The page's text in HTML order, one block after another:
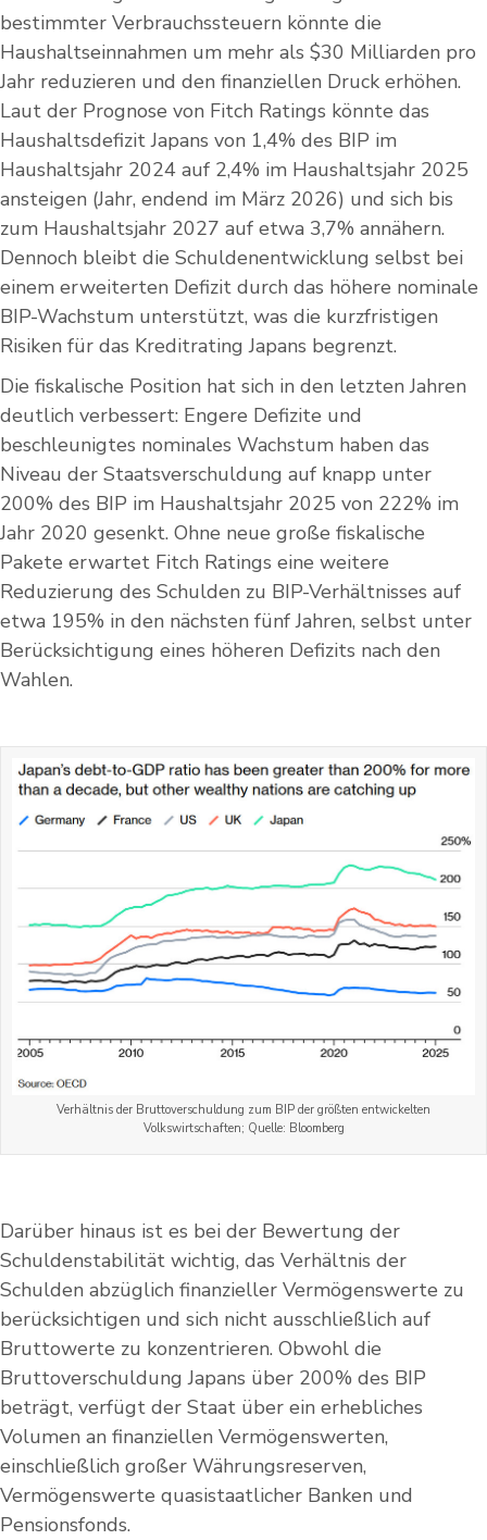
bestimmter Verbrauchssteuern könnte die
Haushaltseinnahmen um mehr als $30 Milliarden pro
Jahr reduzieren und den finanziellen Druck erhöhen.
Laut der Prognose von Fitch Ratings könnte das
Haushaltsdefizit Japans von 1,4% des BIP im
Haushaltsjahr 2024 auf 2,4% im Haushaltsjahr 2025
ansteigen (Jahr, endend im März 2026) und sich bis
zum Haushaltsjahr 2027 auf etwa 3,7% annähern.
Dennoch bleibt die Schuldenentwicklung selbst bei
einem erweiterten Defizit durch das höhere nominale
BIP-Wachstum unterstützt, was die kurzfristigen
Risiken für das Kreditrating Japans begrenzt.
Die fiskalische Position hat sich in den letzten Jahren
deutlich verbessert: Engere Defizite und
beschleunigtes nominales Wachstum haben das
Niveau der Staatsverschuldung auf knapp unter
200% des BIP im Haushaltsjahr 2025 von 222% im
Jahr 2020 gesenkt. Ohne neue große fiskalische
Pakete erwartet Fitch Ratings eine weitere
Reduzierung des Schulden zu BIP-Verhältnisses auf
etwa 195% in den nächsten fünf Jahren, selbst unter
Berücksichtigung eines höheren Defizits nach den
Wahlen.
Verhältnis der Bruttoverschuldung zum BIP der größten entwickelten
Volkswirtschaften; Quelle: Bloomberg
Darüber hinaus ist es bei der Bewertung der
Schuldenstabilität wichtig, das Verhältnis der
Schulden abzüglich finanzieller Vermögenswerte zu
berücksichtigen und sich nicht ausschließlich auf
Bruttowerte zu konzentrieren. Obwohl die
Bruttoverschuldung Japans über 200% des BIP
beträgt, verfügt der Staat über ein erhebliches
Volumen an finanziellen Vermögenswerten,
einschließlich großer Währungsreserven,
Vermögenswerte quasistaatlicher Banken und
Pensionsfonds.